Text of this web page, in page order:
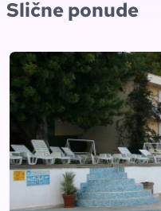
Slične ponude